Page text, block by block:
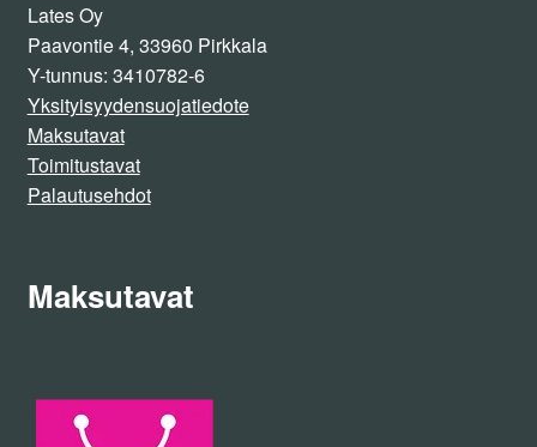
Lates Oy
Paavontie 4, 33960 Pirkkala
Y-tunnus: 3410782-6
Yksityisyydensuojatiedote
Maksutavat
Toimitustavat
Palautusehdot
Maksutavat